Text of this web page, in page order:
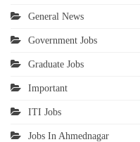
General News
Government Jobs
Graduate Jobs
Important
ITI Jobs
Jobs In Ahmednagar